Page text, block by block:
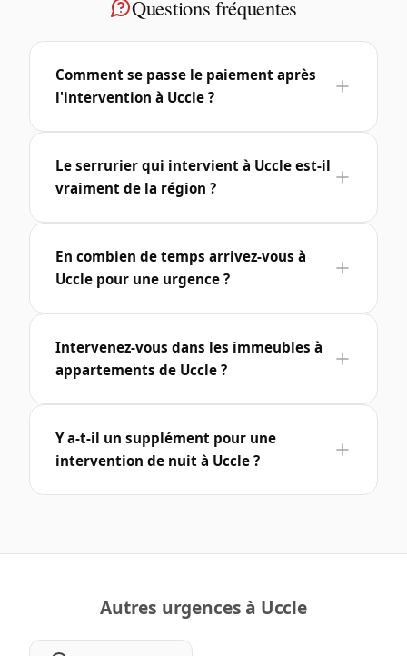
Questions fréquentes
Comment se passe le paiement après
l'intervention à Uccle ?
Le serrurier qui intervient à Uccle est-il
vraiment de la région ?
En combien de temps arrivez-vous à
Uccle pour une urgence ?
Intervenez-vous dans les immeubles à
appartements de Uccle ?
Y a-t-il un supplément pour une
intervention de nuit à Uccle ?
Autres urgences à Uccle